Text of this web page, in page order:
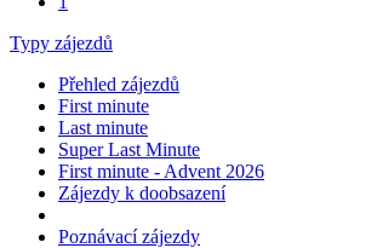
Přehled zájezdů
First minute
Last minute
Super Last Minute
First minute - Advent 2026